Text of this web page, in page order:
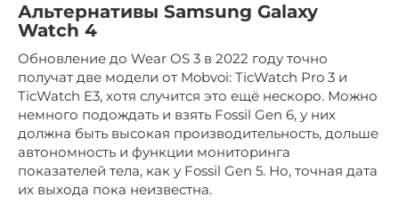
Альтернативы Samsung Galaxy
Watch 4
Обновление до Wear OS 3 в 2022 году точно
получат две модели от Mobvoi: TicWatch Pro 3 и
TicWatch E3, хотя случится это ещё нескоро. Можно
немного подождать и взять Fossil Gen 6, у них
должна быть высокая производительность, дольше
автономность и функции мониторинга
показателей тела, как у Fossil Gen 5. Но, точная дата
их выхода пока неизвестна.